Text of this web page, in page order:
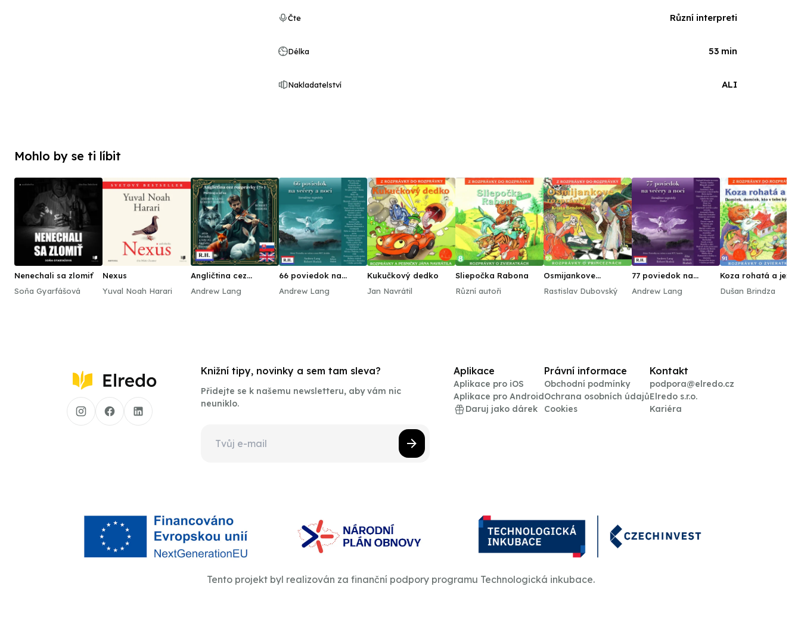
Čte Různí interpreti
Délka 53 min
Nakladatelství ALI
Mohlo by se ti líbit
Nenechali sa zlomiť
Soňa Gyarfášová
Nexus
Yuval Noah Harari
Angličtina cez
Andrew Lang
66 poviedok na
Andrew Lang
Kukučkový dedko
Jan Navrátil
Sliepočka Rabona
Různí autoři
Osmijankove
Rastislav Dubovský
77 poviedok na
Andrew Lang
Koza rohatá a jež
Dušan Brindza
Knižní tipy, novinky a sem tam sleva?
Přidejte se k našemu newsletteru, aby vám nic
neuniklo.
Aplikace
Aplikace pro iOS
Aplikace pro Android
Daruj jako dárek
Právní informace
Obchodní podmínky
Ochrana osobních údajů
Cookies
Kontakt
podpora@elredo.cz
Elredo s.r.o.
Kariéra
Tento projekt byl realizován za finanční podpory programu Technologická inkubace.